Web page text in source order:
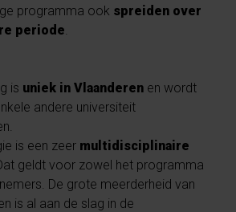
programma ook spreiden over
periode.
is uniek in Vlaanderen en wordt
andere universiteit
is een zeer multidisciplinaire
geldt voor zowel het programma
De grote meerderheid van
is al aan de slag in de